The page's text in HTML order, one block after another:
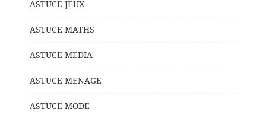
ASTUCE JEUX
ASTUCE MATHS
ASTUCE MEDIA
ASTUCE MENAGE
ASTUCE MODE